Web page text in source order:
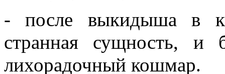
- после выкидыша в
странная сущность, и
лихорадочный кошмар.